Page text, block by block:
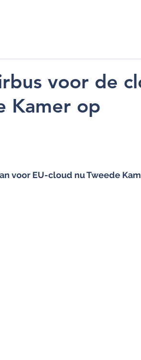
voor de
Kamer op
voor EU-cloud nu Tweede